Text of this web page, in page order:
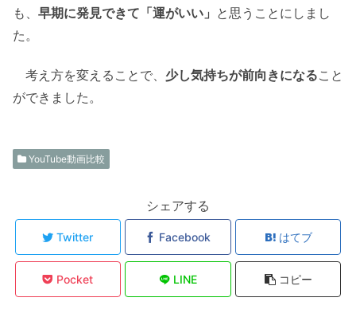
も、 早期に発見できて「運がいい」 と思うことにしまし
た。
考え方を変えることで、 少し気持ちが前向きになること
ができました。
YouTube動画比較
シェアする
Twitter Facebook はてブ
Pocket LINE コピー